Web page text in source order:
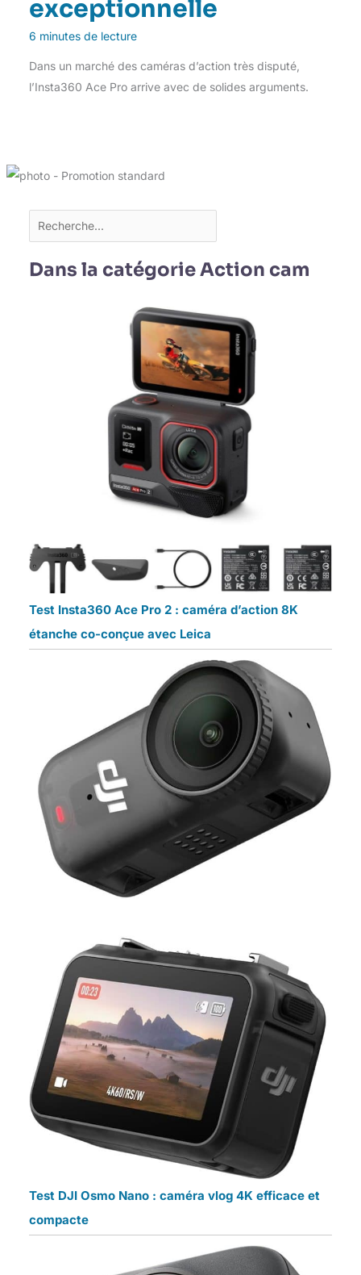
exceptionnelle
6 minutes de lecture
Dans un marché des caméras d’action très disputé,
l’Insta360 Ace Pro arrive avec de solides arguments.
Dans la catégorie Action cam
Test Insta360 Ace Pro 2 : caméra d’action 8K
étanche co-conçue avec Leica
Test DJI Osmo Nano : caméra vlog 4K efficace et
compacte